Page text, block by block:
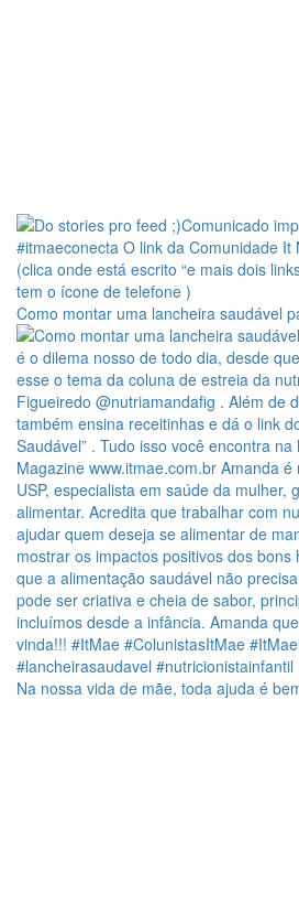
Como montar uma lancheira saudável
Na nossa vida de mãe, toda ajuda é